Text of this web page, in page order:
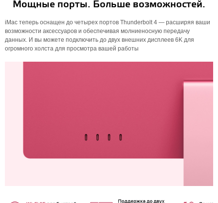
Мощные порты. Больше возможностей.
iMac теперь оснащен до четырех портов Thunderbolt 4 — расширяя ваши
возможности аксессуаров и обеспечивая молниеносную передачу
данных. И вы можете подключить до двух внешних дисплеев 6K для
огромного холста для просмотра вашей работы